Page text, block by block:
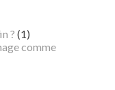
? (1)
comme